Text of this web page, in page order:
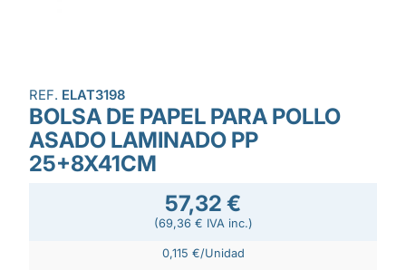
REF. ELAT3198
BOLSA DE PAPEL PARA POLLO
ASADO LAMINADO PP
25+8X41CM
57,32 €
(69,36 € IVA inc.)
0,115 €/Unidad